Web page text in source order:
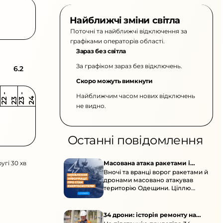
6.2
2 2
-
2 3 2 3
-
2 4
30 хв
Найближчі зміни світла
Поточні та найближчі відключення за
графіками операторів області.
Зараз без світла
За графіком зараз без відключень.
Скоро можуть вимкнути
Найближчим часом нових відключень
не видно.
Останні повідомлення
Масована атака ракетами і
дронами по Одещині
Вночі та вранці ворог ракетами й
дронами масовано атакував
територію Одещини. Ціллю
стали об’єкти цивільної
34 дрони: історія ремонту на